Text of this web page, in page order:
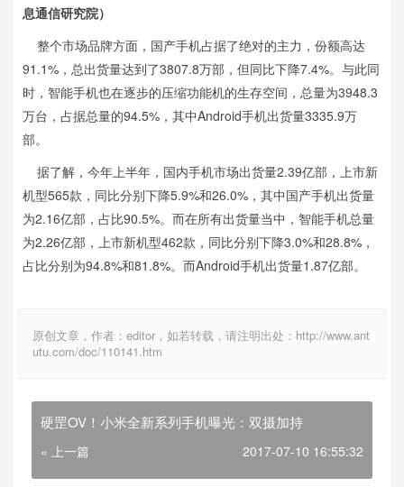
息通信研究院）
整个市场品牌方面，国产手机占据了绝对的主力，份额高达
91.1%，总出货量达到了3807.8万部，但同比下降7.4%。与此同
时，智能手机也在逐步的压缩功能机的生存空间，总量为3948.3
万台，占据总量的94.5%，其中Android手机出货量3335.9万
部。
据了解，今年上半年，国内手机市场出货量2.39亿部，上市新
机型565款，同比分别下降5.9%和26.0%，其中国产手机出货量
为2.16亿部，占比90.5%。而在所有出货量当中，智能手机总量
为2.26亿部，上市新机型462款，同比分别下降3.0%和28.8%，
占比分别为94.8%和81.8%。而Android手机出货量1.87亿部。
原创文章，作者：editor，如若转载，请注明出处：http://www.ant
utu.com/doc/110141.htm
硬罡OV！小米全新系列手机曝光：双摄加持
« 上一篇 2017-07-10 16:55:32